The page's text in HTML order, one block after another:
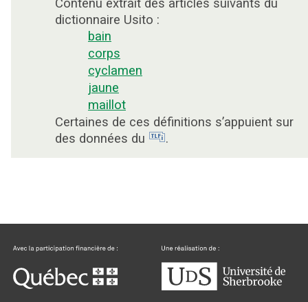
Contenu extrait des articles suivants du
dictionnaire Usito :
bain
corps
cyclamen
jaune
maillot
Certaines de ces définitions s’appuient sur
des données du
.